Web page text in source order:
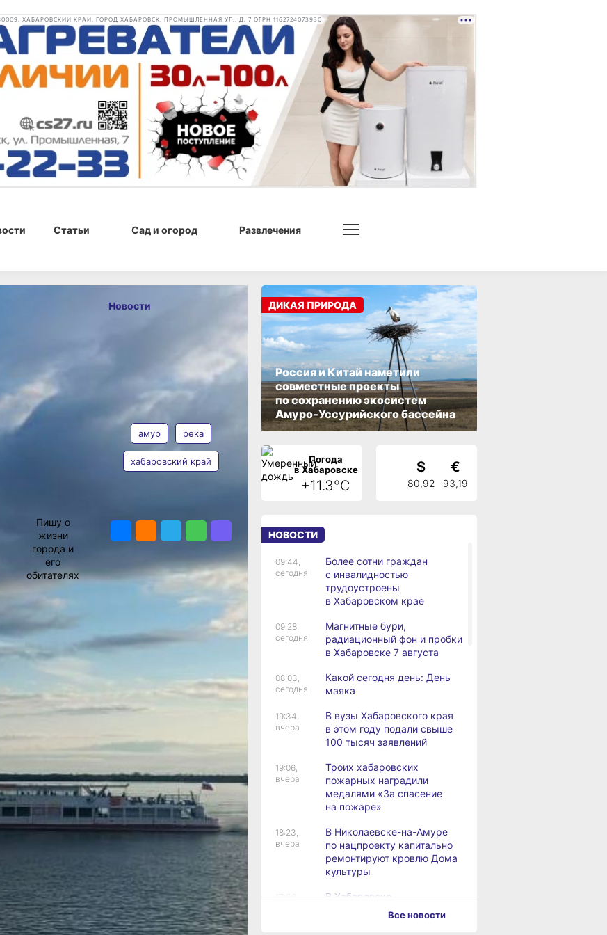
ХАБАРОВСКИЙ КРАЙ, ГОРОД ХАБАРОВСК, ПРОМЫШЛЕННАЯ УЛ., Д. 7 ОГРН 1162724073930
Статьи Сад и огород Развлечения
Новости
АВТОР
Пишу о
жизни
города и
его
обитателях
амур река
хабаровский край
Россия и Китай наметили
совместные проекты
по сохранению экосистем
Амуро‑Уссурийского бассейна
ДИКАЯ ПРИРОДА
Погода
в Хабаровске
+11.3°C
$
80,92
€
93,19
НОВОСТИ
09:44,
сегодня
Более сотни граждан
с инвалидностью
трудоустроены
в Хабаровском крае
09:28,
сегодня
Магнитные бури,
радиационный фон и пробки
в Хабаровске 7 августа
08:03,
сегодня
Какой сегодня день: День
маяка
19:34,
вчера
В вузы Хабаровского края
в этом году подали свыше
100 тысяч заявлений
19:06,
вчера
Троих хабаровских
пожарных наградили
медалями «За спасение
на пожаре»
18:23,
вчера
В Николаевске-на-Амуре
по нацпроекту капитально
ремонтируют кровлю Дома
культуры
В Хабаровске
на общественный транспорт
Все новости